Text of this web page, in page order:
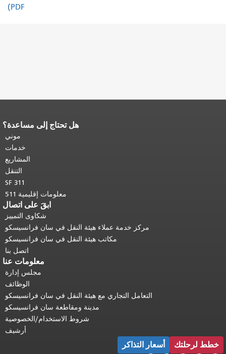
PDF)
هل تحتاج إلى مساعدة؟
موني
خدمات
المشاريع
التنقل
SF 311
معلومات إقليمية 511
ابقَ على اتصال
شكاوى التمييز
مركز خدمة عملاء هيئة النقل في سان فرانسيسكو
مكاتب هيئة النقل في سان فرانسيسكو
اتصل بنا
معلومات عنا
مجلس إدارة
الوظائف
التعامل التجاري مع هيئة النقل في سان فرانسيسكو
مدينة ومقاطعة سان فرانسيسكو
شروط الاستخدام/الخصوصية
أرشيف
خطط لرحلتك أسعار التذاكر